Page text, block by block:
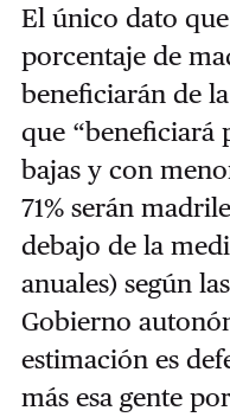
El único dato
porcentaje de
beneficiarán de
que “beneficiará
bajas y con
71% serán
debajo de la
anuales) según
Gobierno
estimación es
más esa gente